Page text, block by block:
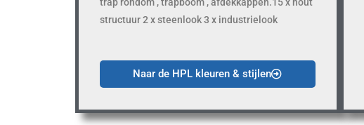
structuur 2 x steenlook 3 x industrielook
Naar de HPL kleuren & stijlen